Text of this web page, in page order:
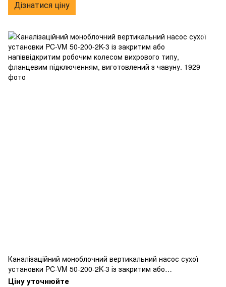
Дізнатися ціну
Каналізаційний моноблочний вертикальний насос сухої
установки PC-VM 50-200-2K-3 із закритим або
напіввідкритим робочим колесом вихрового типу,
Ціну уточнюйте